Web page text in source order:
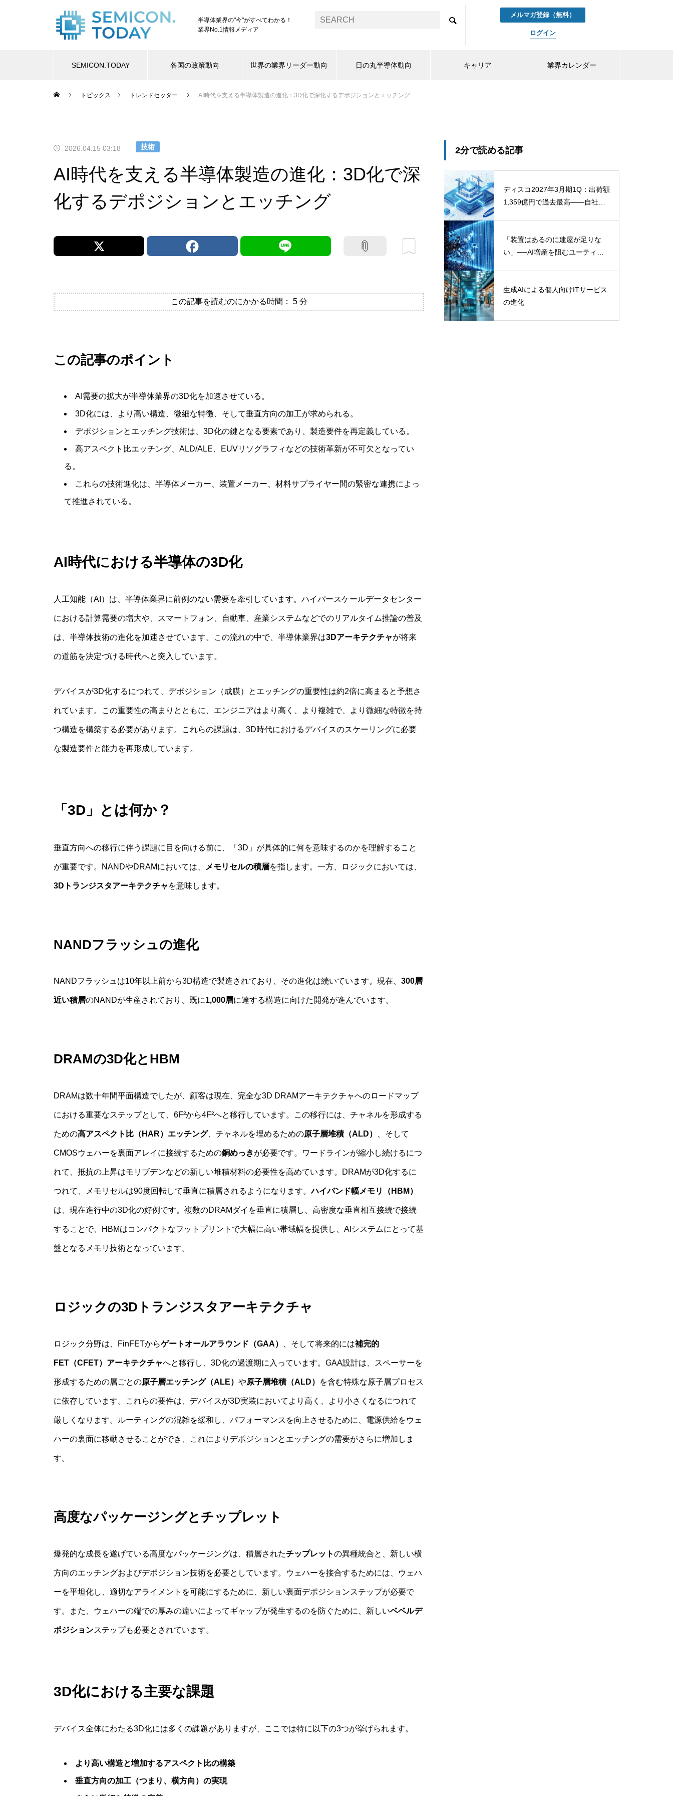
半導体業界の"今"がすべてわかる！
業界No.1情報メディア
メルマガ登録（無料）
ログイン
SEMICON.TODAY 各国の政策動向 世界の業界リーダー動向 日の丸半導体動向 キャリア 業界カレンダー
トピックス トレンドセッター AI時代を支える半導体製造の進化：3D化で深化するデポジションとエッチング
2026.04.15 03:18 技術
AI時代を支える半導体製造の進化：3D化で深
化するデポジションとエッチング
この記事を読むのにかかる時間： 5 分
この記事のポイント
AI需要の拡大が半導体業界の3D化を加速させている。
3D化には、より高い構造、微細な特徴、そして垂直方向の加工が求められる。
デポジションとエッチング技術は、3D化の鍵となる要素であり、製造要件を再定義している。
高アスペクト比エッチング、ALD/ALE、EUVリソグラフィなどの技術革新が不可欠となってい
る。
これらの技術進化は、半導体メーカー、装置メーカー、材料サプライヤー間の緊密な連携によっ
て推進されている。
AI時代における半導体の3D化
人工知能（AI）は、半導体業界に前例のない需要を牽引しています。ハイパースケールデータセンター
における計算需要の増大や、スマートフォン、自動車、産業システムなどでのリアルタイム推論の普及
は、半導体技術の進化を加速させています。この流れの中で、半導体業界は3Dアーキテクチャが将来
の道筋を決定づける時代へと突入しています。
デバイスが3D化するにつれて、デポジション（成膜）とエッチングの重要性は約2倍に高まると予想さ
れています。この重要性の高まりとともに、エンジニアはより高く、より複雑で、より微細な特徴を持
つ構造を構築する必要があります。これらの課題は、3D時代におけるデバイスのスケーリングに必要
な製造要件と能力を再形成しています。
「3D」とは何か？
垂直方向への移行に伴う課題に目を向ける前に、「3D」が具体的に何を意味するのかを理解すること
が重要です。NANDやDRAMにおいては、 メモリセルの積層を指します。一方、ロジックにおいては、
3Dトランジスタアーキテクチャ を意味します。
NANDフラッシュの進化
NANDフラッシュは10年以上前から3D構造で製造されており、その進化は続いています。現在、 300層
近い積層のNANDが生産されており、既に1,000層に達する構造に向けた開発が進んでいます。
DRAMの3D化とHBM
DRAMは数十年間平面構造でしたが、顧客は現在、完全な3D DRAMアーキテクチャへのロードマップ
における重要なステップとして、6F²から4F²へと移行しています。この移行には、チャネルを形成する
ための高アスペクト比（HAR）エッチング、チャネルを埋めるための原子層堆積（ALD） 、そして
CMOSウェハーを裏面アレイに接続するための銅めっきが必要です。ワードラインが縮小し続けるにつ
れて、抵抗の上昇はモリブデンなどの新しい堆積材料の必要性を高めています。DRAMが3D化するに
つれて、メモリセルは90度回転して垂直に積層されるようになります。ハイバンド幅メモリ（HBM）
は、現在進行中の3D化の好例です。複数のDRAMダイを垂直に積層し、高密度な垂直相互接続で接続
することで、HBMはコンパクトなフットプリントで大幅に高い帯域幅を提供し、AIシステムにとって基
盤となるメモリ技術となっています。
ロジックの3Dトランジスタアーキテクチャ
ロジック分野は、FinFETからゲートオールアラウンド（GAA） 、そして将来的には補完的
FET（CFET）アーキテクチャへと移行し、3D化の過渡期に入っています。GAA設計は、スペーサーを
形成するための層ごとの原子層エッチング（ALE） や原子層堆積（ALD） を含む特殊な原子層プロセス
に依存しています。これらの要件は、デバイスが3D実装においてより高く、より小さくなるにつれて
厳しくなります。ルーティングの混雑を緩和し、パフォーマンスを向上させるために、電源供給をウェ
ハーの裏面に移動させることができ、これによりデポジションとエッチングの需要がさらに増加しま
す。
高度なパッケージングとチップレット
爆発的な成長を遂げている高度なパッケージングは、積層されたチップレットの異種統合と、新しい横
方向のエッチングおよびデポジション技術を必要としています。ウェハーを接合するためには、ウェハ
ーを平坦化し、適切なアライメントを可能にするために、新しい裏面デポジションステップが必要で
す。また、ウェハーの端での厚みの違いによってギャップが発生するのを防ぐために、新しいベベルデ
ポジションステップも必要とされています。
3D化における主要な課題
デバイス全体にわたる3D化には多くの課題がありますが、ここでは特に以下の3つが挙げられます。
より高い構造と増加するアスペクト比の構築
垂直方向の加工（つまり、横方向）の実現
2分で読める記事
ディスコ2027年3月期1Q：出荷額
1,359億円で過去最高——自社予
171円の読み方
「装置はあるのに建屋が足りな
い」──AI増産を阻むユーティリ
生成AIによる個人向けITサービス
の進化